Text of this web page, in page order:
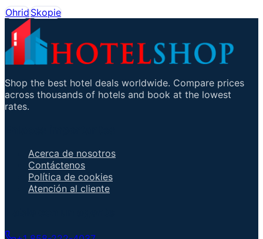
OhridSkopie
Shop the best hotel deals worldwide. Compare prices
across thousands of hotels and book at the lowest
rates.
Acerca de nosotros
Contáctenos
Política de cookies
Atención al cliente